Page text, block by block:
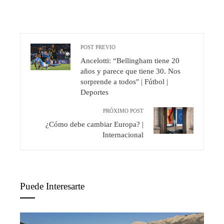
POST PREVIO
Ancelotti: “Bellingham tiene 20
años y parece que tiene 30. Nos
sorprende a todos″ | Fútbol |
Deportes
PRÓXIMO POST
¿Cómo debe cambiar Europa? |
Internacional
Puede Interesarte